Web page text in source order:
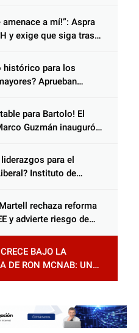
amenace a mí!”: Aspra
y exige que siga tras
histórico para los
Aprueban
Nazar para fortalecer su
en Honduras
para Bartolo! El
Guzmán inauguró
de Cantarranas
para el
Instituto de
en Santa Rosa de
rechaza reforma
y advierte riesgo de
BAJO LA
DE RON MCNAB: UN